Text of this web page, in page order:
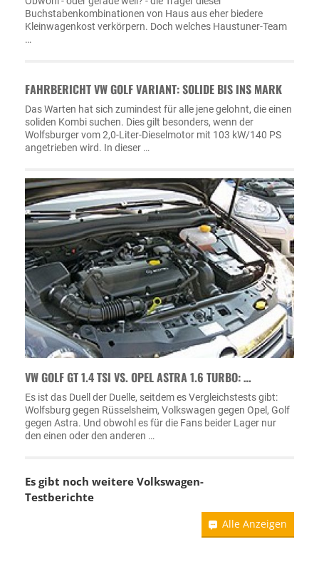
Buchstabenkombinationen von Haus aus eher biedere
Kleinwagenkost verkörpern. Doch welches Haustuner-Team
…
FAHRBERICHT VW GOLF VARIANT: SOLIDE BIS INS MARK
Das Warten hat sich zumindest für alle jene gelohnt, die einen
soliden Kombi suchen. Dies gilt besonders, wenn der
Wolfsburger vom 2,0-Liter-Dieselmotor mit 103 kW/140 PS
angetrieben wird. In dieser …
VW GOLF GT 1.4 TSI VS. OPEL ASTRA 1.6 TURBO: …
Es ist das Duell der Duelle, seitdem es Vergleichstests gibt:
Wolfsburg gegen Rüsselsheim, Volkswagen gegen Opel, Golf
gegen Astra. Und obwohl es für die Fans beider Lager nur
den einen oder den anderen …
Es gibt noch weitere Volkswagen-
Testberichte
Alle Anzeigen